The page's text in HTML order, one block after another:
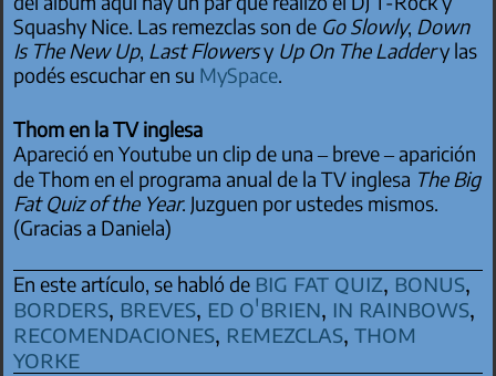
Squashy Nice. Las remezclas son de Go Slowly, Down
Is The New Up, Last Flowersy Up On The Laddery las
podés escuchar en su MySpace.
Thom en la TV inglesa
Apareció en Youtube un clip de una – breve – aparición
de Thom en el programa anual de la TV inglesa The Big
Fat Quiz of the Year. Juzguen por ustedes mismos.
(Gracias a Daniela)
En este artículo, se habló de big fat quiz, bonus,
borders, breves, ed o'brien, in rainbows,
recomendaciones, remezclas,thom
yorke